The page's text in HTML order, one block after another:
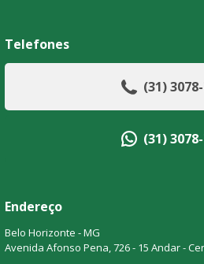
Telefones
(31)
(31)
Endereço
Belo Horizonte - MG
Avenida Afonso Pena, 726 - 15 Andar -